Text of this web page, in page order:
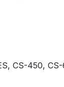
CS-450,